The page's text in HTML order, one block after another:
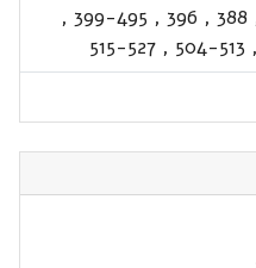
388
,
396
,
399-495
,
,
504-513
,
515-527